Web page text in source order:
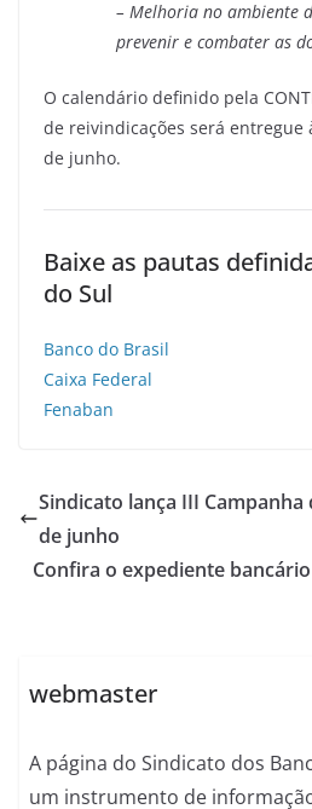
– Melhoria no ambiente
prevenir e combater as
O calendário definido pela
de reivindicações será entregue
de junho.
Baixe as pautas
do Sul
Banco do Brasil
Caixa Federal
Fenaban
Sindicato lança III Campanha
de junho
Confira o expediente
webmaster
A página do Sindicato dos
um instrumento de